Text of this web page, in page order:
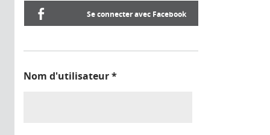
Se connecter avec Facebook
Nom d'utilisateur*